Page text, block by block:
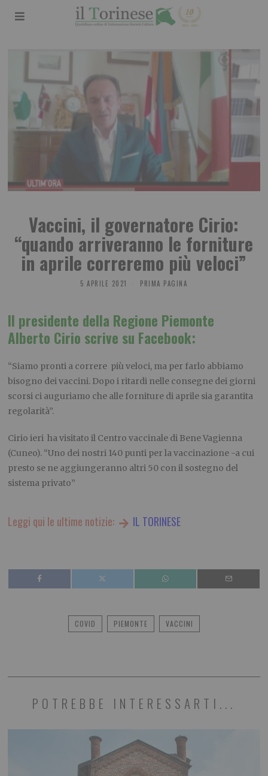
Vaccini, il governatore Cirio:
“quando arriveranno le forniture
in aprile correremo più veloci”
5 APRILE 2021 PRIMA PAGINA
Il presidente della Regione Piemonte
Alberto Cirio scrive su Facebook:
“Siamo pronti a correre più veloci, ma per farlo abbiamo
bisogno dei vaccini. Dopo i ritardi nelle consegne dei giorni
scorsi ci auguriamo che alle forniture di aprile sia garantita
regolarità”.
Cirio ieri ha visitato il Centro vaccinale di Bene Vagienna
(Cuneo). “Uno dei nostri 140 punti per la vaccinazione -a cui
presto se ne aggiungeranno altri 50 con il sostegno del
sistema privato”
Leggi qui le ultime notizie: IL TORINESE
COVID PIEMONTE VACCINI
POTREBBE INTERESSARTI...